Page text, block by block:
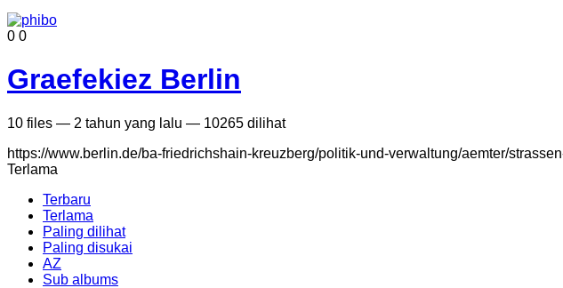
0 0
Graefekiez Berlin
10 files — 2 tahun yang lalu — 10265 dilihat
https://www.berlin.de/ba-friedrichshain-kreuzberg/politik-und-verwaltung/aemter/
Terlama
Terbaru
Terlama
Paling dilihat
Paling disukai
AZ
Sub albums